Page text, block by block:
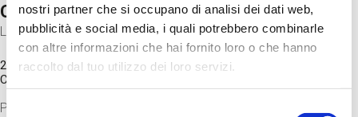
nostri partner che si occupano di analisi dei dati web,
pubblicità e social media, i quali potrebbero combinarle
con altre informazioni che hai fornito loro o che hanno
raccolto dal tuo utilizzo dei loro servizi.
Selezione
Come funziona il cervello?
Laboratorio
20 Set 2026 / 11:15 - 13:00
Costo
Proveremo a costruire un cervello in cartoncino cercando di